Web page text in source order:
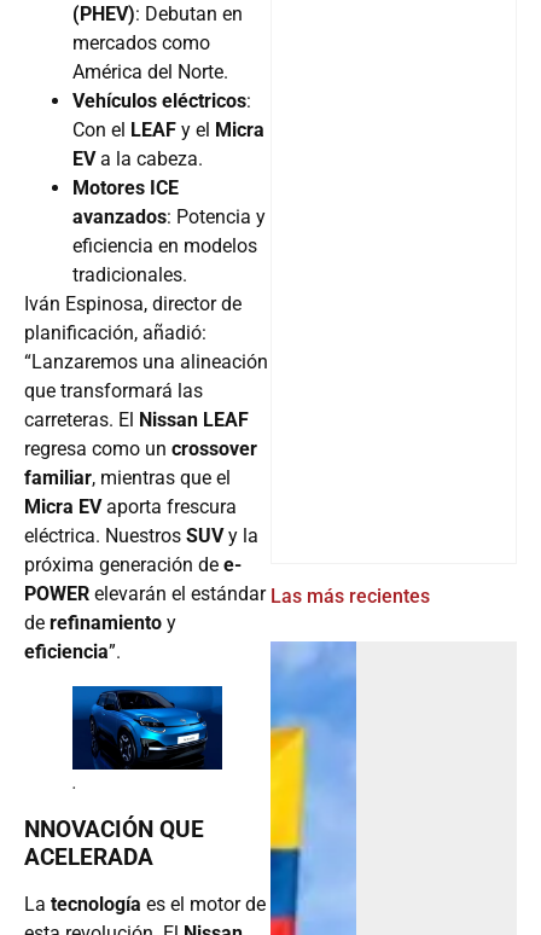
(PHEV): Debutan en
mercados como
América del Norte.
Vehículos eléctricos:
Con el LEAF y el Micra
EVa la cabeza.
Motores ICE
avanzados: Potencia y
eficiencia en modelos
tradicionales.
Iván Espinosa, director de
planificación, añadió:
“Lanzaremos una alineación
que transformará las
carreteras. El Nissan LEAF
regresa como un crossover
familiar, mientras que el
Micra EVaporta frescura
eléctrica. Nuestros SUVy la
próxima generación de e-
POWER elevarán el estándar
de refinamiento y
eficiencia”.
.
NNOVACIÓN QUE
ACELERADA
La tecnología es el motor de
Las más recientes